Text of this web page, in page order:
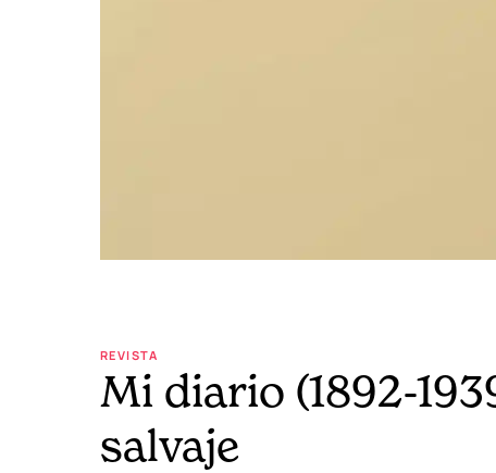
REVISTA
Mi diario (1892-
salvaje